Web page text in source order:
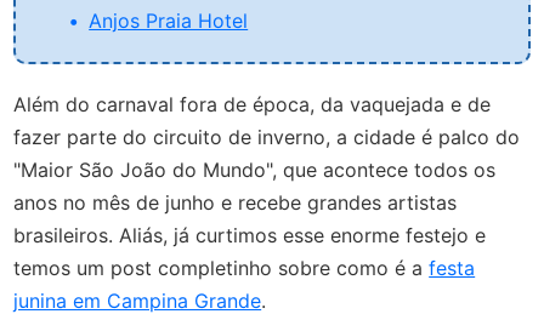
Anjos Praia Hotel
Além do carnaval fora de época, da vaquejada e de
fazer parte do circuito de inverno, a cidade é palco do
"Maior São João do Mundo", que acontece todos os
anos no mês de junho e recebe grandes artistas
brasileiros. Aliás, já curtimos esse enorme festejo e
temos um post completinho sobre como é afesta
junina em Campina Grande.